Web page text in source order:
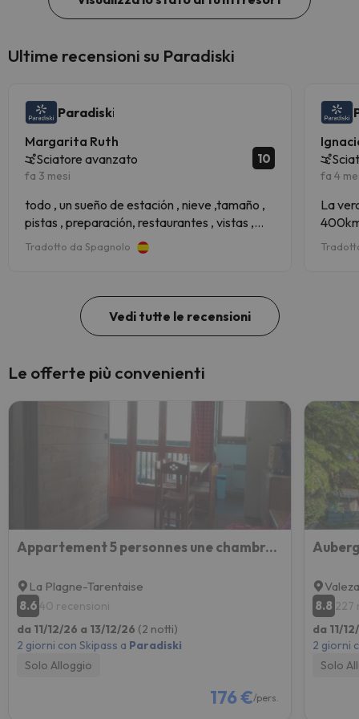
Ultime recensioni su Paradiski
Paradiski
Margarita Ruth
Sciatore avanzato
fa 3 mesi
10
todo , un sueño de estación , nieve ,tamaño ,
pistas , preparación, restaurantes , vistas ,
entorno , pueblos
Tradotto da Spagnolo
fa 4
La
Vedi tutte le recensioni
Le offerte più convenienti
Appartement 5 personnes une chambre proche pistes balcon vue montagne Draps et serviettes non fourni
La Plagne-Tarentaise
8.640 recensioni
da 11/12/26 a 13/12/26 (2 notti)
2 giorni con Skipass a Paradiski
Solo Alloggio
176 €/pers.
8.8 227
da 11/
2 giorni
Solo